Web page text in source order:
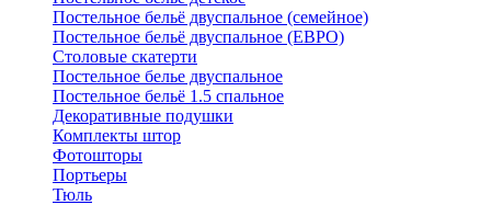
Постельное бельё двуспальное (семейное)
Постельное бельё двуспальное (ЕВРО)
Столовые скатерти
Постельное белье двуспальное
Постельное бельё 1.5 спальное
Декоративные подушки
Комплекты штор
Фотошторы
Портьеры
Тюль